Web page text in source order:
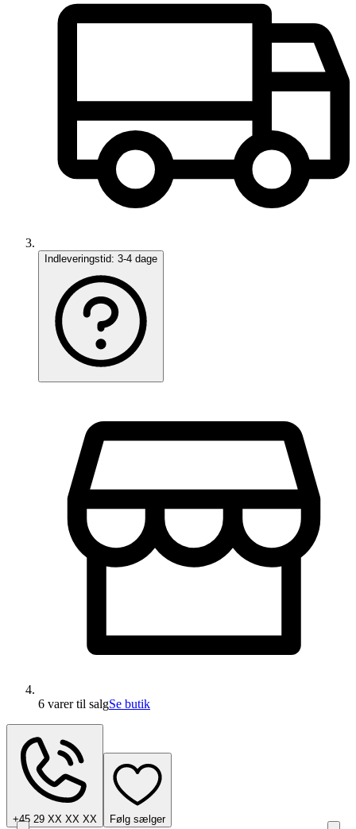
Indleveringstid: 3-4 dage
6 varertil salgSe butik
+45 29 XX XX XX Følg sælger